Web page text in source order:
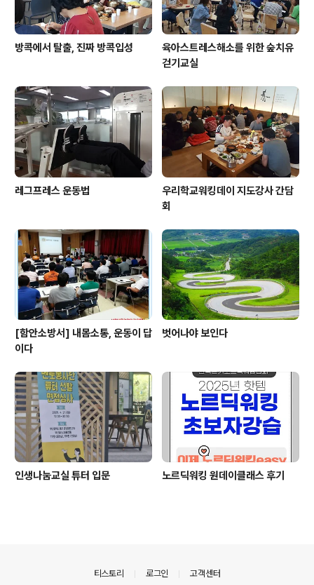
방콕에서 탈출, 진짜 방콕입성
육아스트레스해소를 위한 숲치유
걷기교실
레그프레스 운동법
우리학교워킹데이 지도강사 간담
회
[함안소방서] 내몸소통, 운동이 답
이다
벗어나야 보인다
인생나눔교실 튜터 입문 노르딕워킹 원데이클래스 후기
티스토리 로그인 고객센터